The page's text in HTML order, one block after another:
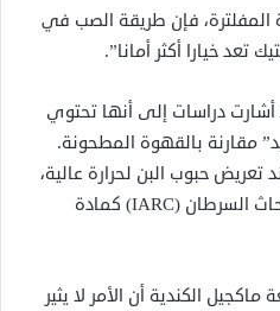
فإن طريقة الصب في
تعد خيارا أكثر أمانا”.
أشارت دراسات إلى أنها تحتوي
مقارنة بالقهوة المطحونة.
تعريض حبوب البن لحرارة عالية،
وقد صنّفتها الوكالة الدولية لأبحاث السرطان (IARC) كمادة
الكندية أن الأمر لا يثير